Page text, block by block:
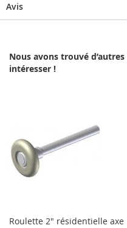
Avis
Nous avons trouvé
intéresser !
Roulette 2" résidentielle axe